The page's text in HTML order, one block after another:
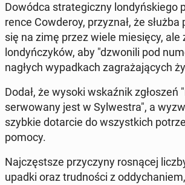
Dowódca stra­te­gicz­ny lon­dyń­skie­go
ren­ce Cow­de­roy, przy­znał, że
się na zimę przez wiele mie­się­cy, ale
lon­dyń­czy­ków, aby "dzwo­ni­li pod
nagłych wy­pad­kach za­gra­ża­ją­cych
Dodał, że wysoki wskaź­nik
ser­wo­wa­ny jest w Syl­we­stra", a
szybkie do­tar­cie do wszyst­kich
pomocy.
Naj­częst­sze przy­czy­ny ro­sną­cej
upadki oraz trud­no­ści z